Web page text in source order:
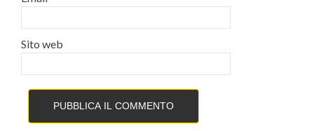
Sito web